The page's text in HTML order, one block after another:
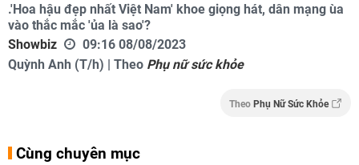
.'Hoa hậu đẹp nhất Việt Nam' khoe giọng hát, dân mạng ùa
vào thắc mắc 'ủa là sao'?
Showbiz
09:16 08/08/2023
Quỳnh Anh (T/h) | Theo Phụ nữ sức khỏe
Theo Phụ Nữ Sức Khỏe
Cùng chuyên mục